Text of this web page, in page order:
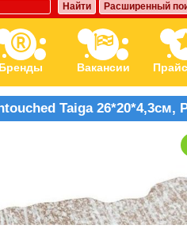
Найти Расширенный
Бренды Вакансии
Taiga 26*20*4,3см,